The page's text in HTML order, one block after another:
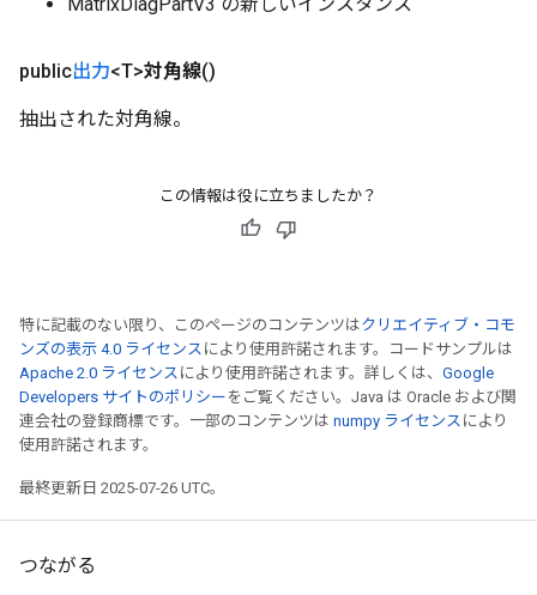
public出力<T>対角線()
抽出された対角線。
この情報は役に立ちましたか？
特に記載のない限り、このページのコンテンツはクリエイティブ・コモ
ンズの表示 4.0 ライセンス により使用許諾されます。コードサンプルは
Apache 2.0 ライセンス により使用許諾されます。詳しくは、 Google
Developers サイトのポリシー をご覧ください。Java は Oracle および関
連会社の登録商標です。一部のコンテンツは numpy ライセンス により
使用許諾されます。
最終更新日 2025-07-26 UTC。
つながる